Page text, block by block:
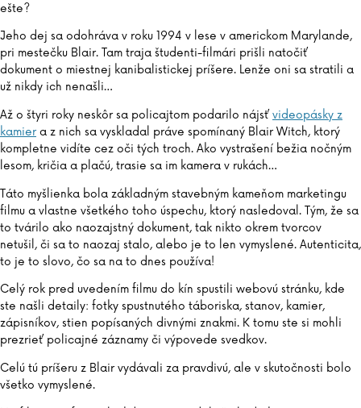
ešte?
Jeho dej sa odohráva v roku 1994 v lese v americkom Marylande,
pri mestečku Blair. Tam traja študenti-filmári prišli natočiť
dokument o miestnej kanibalistickej príšere. Lenže oni sa stratili a
už nikdy ich nenašli…
Až o štyri roky neskôr sa policajtom podarilo nájsť videopásky z
kamiera z nich sa vyskladal práve spomínaný Blair Witch, ktorý
kompletne vidíte cez oči tých troch. Ako vystrašení bežia nočným
lesom, kričia a plačú, trasie sa im kamera v rukách…
Táto myšlienka bola základným stavebným kameňom marketingu
filmu a vlastne všetkého toho úspechu, ktorý nasledoval. Tým, že sa
to tvárilo ako naozajstný dokument, tak nikto okrem tvorcov
netušil, či sa to naozaj stalo, alebo je to len vymyslené. Autenticita,
to je to slovo, čo sa na to dnes používa!
Celý rok pred uvedením filmu do kín spustili webovú stránku, kde
ste našli detaily: fotky spustnutého táboriska, stanov, kamier,
zápisníkov, stien popísaných divnými znakmi. K tomu ste si mohli
prezrieť policajné záznamy či výpovede svedkov.
Celú tú príšeru z Blair vydávali za pravdivú, ale v skutočnosti bolo
všetko vymyslené.